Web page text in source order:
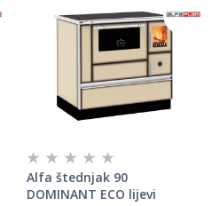
Alfa štednjak 90
DOMINANT ECO lijevi